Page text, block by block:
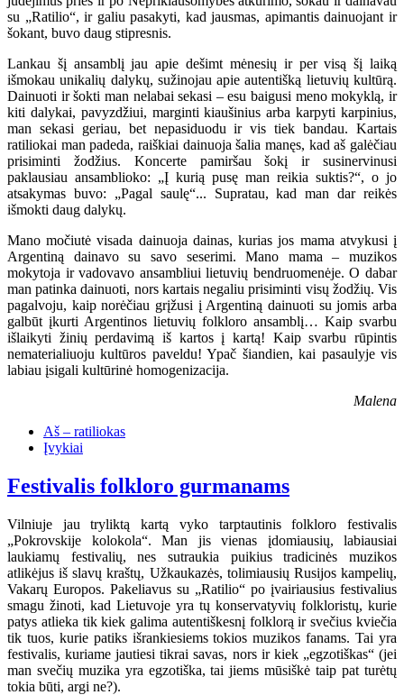
su „Ratilio“, ir galiu pasakyti, kad jausmas, apimantis dainuojant ir
šokant, buvo daug stipresnis.
Lankau šį ansamblį jau apie dešimt mėnesių ir per visą šį laiką
išmokau unikalių dalykų, sužinojau apie autentišką lietuvių kultūrą.
Dainuoti ir šokti man nelabai sekasi – esu baigusi meno mokyklą, ir
kiti dalykai, pavyzdžiui, marginti kiaušinius arba karpyti karpinius,
man sekasi geriau, bet nepasiduodu ir vis tiek bandau. Kartais
ratiliokai man padeda, raiškiai dainuoja šalia manęs, kad aš galėčiau
prisiminti žodžius. Koncerte pamiršau šokį ir susinervinusi
paklausiau ansamblioko: „Į kurią pusę man reikia suktis?“, o jo
atsakymas buvo: „Pagal saulę“... Supratau, kad man dar reikės
išmokti daug dalykų.
Mano močiutė visada dainuoja dainas, kurias jos mama atvykusi į
Argentiną dainavo su savo seserimi. Mano mama – muzikos
mokytoja ir vadovavo ansambliui lietuvių bendruomenėje. O dabar
man patinka dainuoti, nors kartais negaliu prisiminti visų žodžių. Vis
pagalvoju, kaip norėčiau grįžusi į Argentiną dainuoti su jomis arba
galbūt įkurti Argentinos lietuvių folkloro ansamblį… Kaip svarbu
išlaikyti žinių perdavimą iš kartos į kartą! Kaip svarbu rūpintis
nematerialiuoju kultūros paveldu! Ypač šiandien, kai pasaulyje vis
labiau įsigali kultūrinė homogenizacija.
Malena
Aš – ratiliokas
Įvykiai
Festivalis folkloro gurmanams
Vilniuje jau tryliktą kartą vyko tarptautinis folkloro festivalis
„Pokrovskije kolokola“. Man jis vienas įdomiausių, labiausiai
laukiamų festivalių, nes sutraukia puikius tradicinės muzikos
atlikėjus iš slavų kraštų, Užkaukazės, tolimiausių Rusijos kampelių,
Vakarų Europos. Pakeliavus su „Ratilio“ po įvairiausius festivalius
smagu žinoti, kad Lietuvoje yra tų konservatyvių folkloristų, kurie
patys atlieka tik kiek galima autentiškesnį folklorą ir svečius kviečia
tik tuos, kurie patiks išrankiesiems tokios muzikos fanams. Tai yra
festivalis, kuriame jautiesi tikrai savas, nors ir kiek „egzotiškas“ (jei
man svečių muzika yra egzotiška, tai jiems mūsiškė taip pat turėtų
tokia būti, argi ne?).